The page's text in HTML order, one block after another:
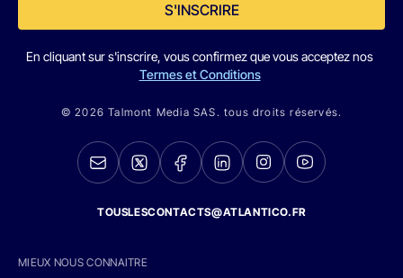
S'INSCRIRE
En cliquant sur s'inscrire, vous confirmez que vous acceptez nos
Termes et Conditions
© 2026 Talmont Media SAS. tous droits réservés.
TOUSLESCONTACTS@ATLANTICO.FR
MIEUX NOUS CONNAITRE